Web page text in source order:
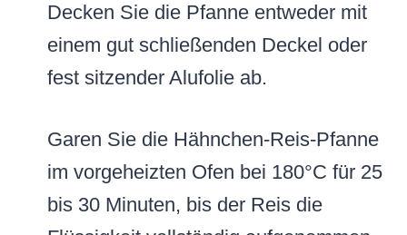
Decken Sie die Pfanne entweder mit
einem gut schließenden Deckel oder
fest sitzender Alufolie ab.
Garen Sie die Hähnchen-Reis-Pfanne
im vorgeheizten Ofen bei 180°C für 25
bis 30 Minuten, bis der Reis die